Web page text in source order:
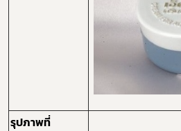
รุปภาพที่
Subscribe
เลือกหัวข้อที่ท่านต้องก